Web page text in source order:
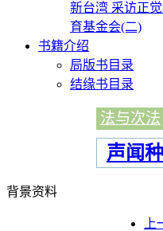
新台湾 采访正
育基金会(二)
书籍介绍
局版书目录
结缘书目录
法与次法
声闻
背景资料
上